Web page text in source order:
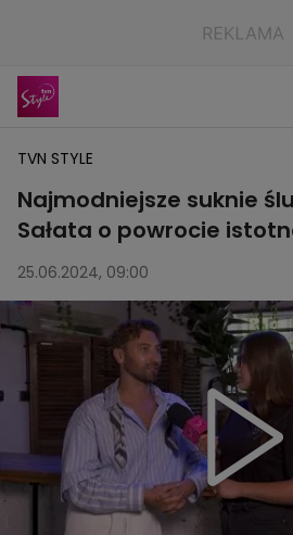
TVN STYLE
Najmodniejsze suknie
Sałata o powrocie
25.06.2024, 09:00